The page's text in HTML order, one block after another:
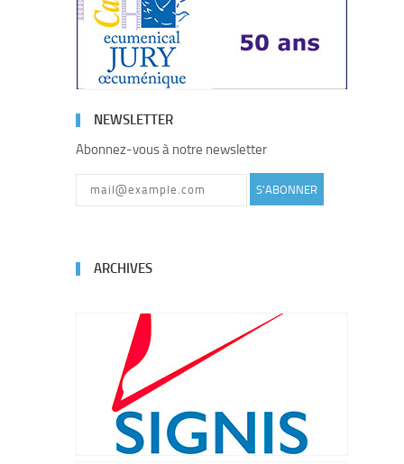
NEWSLETTER
Abonnez-vous à notre newsletter
S'ABONNER
ARCHIVES